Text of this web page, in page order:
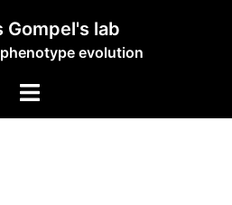
Gompel's lab
evolution
Toggle